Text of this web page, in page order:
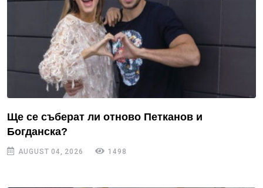
Ще се съберат ли отново Петканов и
Богданска?
AUGUST 04, 2026 1498